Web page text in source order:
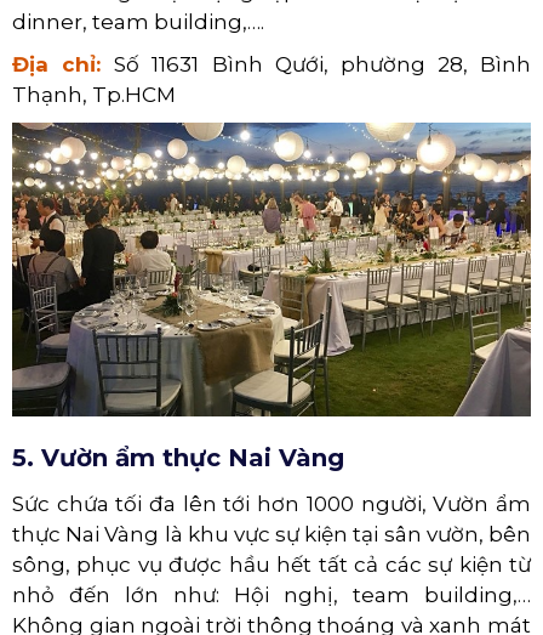
dinner, team building,….
Địa chỉ: Số 11631 Bình Qưới, phường 28, Bình
Thạnh, Tp.HCM
5. Vườn ẩm thực Nai Vàng
Sức chứa tối đa lên tới hơn 1000 người, Vườn ẩm
thực Nai Vàng là khu vực sự kiện tại sân vườn, bên
sông, phục vụ được hầu hết tất cả các sự kiện từ
nhỏ đến lớn như: Hội nghị, team building,…
Không gian ngoài trời thông thoáng và xanh mát